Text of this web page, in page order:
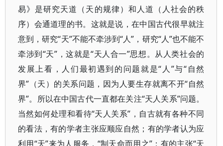
易》是研究天道（天的规律）和人道（人社会的秩
序）会通道理的书。这就是说，在中国古代很早就注
意到，研究“天”不能不牵涉到“人”，研究“人”也不能不
牵涉到“天”，这就是“天人合一”思想。从人类社会的
发展上看，人们最初遇到的问题就是“人”与“自然
界”（天）的关系问题，因为人要生存就离不开“自然
界”。所以在中国古代一直都在关注“天人关系”问题。
当然如何处理和看待“天人关系”，自古就有各种不同
的看法，有的学者主张应顺应自然；有的学者认为应
利用“天”来为人服务，“制天命而用之”；有的主张“天